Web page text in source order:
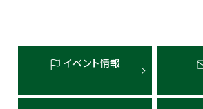
イベント情報